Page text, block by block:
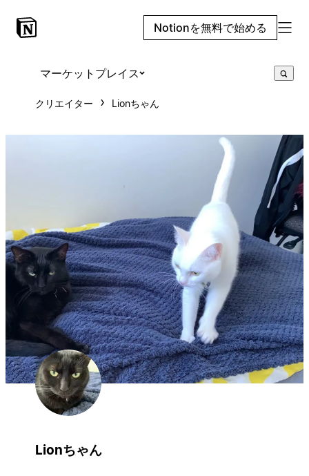
Notionを無料で始める
マーケットプレイス
クリエイター Lionちゃん
Lionちゃん